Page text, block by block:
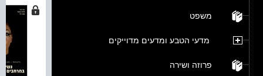
משפט
מדעי הטבע ומדעים מדוייקים
פרוזה ושירה